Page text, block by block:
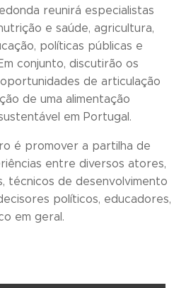
reunirá especialistas
e saúde, agricultura,
políticas públicas e
conjunto, discutirão os
de articulação
de uma alimentação
em Portugal.
é promover a partilha de
entre diversos atores,
técnicos de desenvolvimento
políticos, educadores,
em geral.